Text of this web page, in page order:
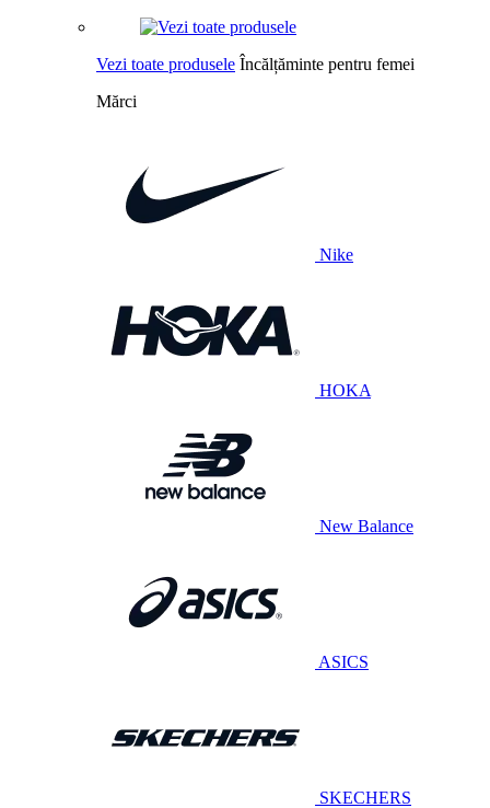
Vezi toate produsele Încălțăminte pentru femei
Mărci
Nike
HOKA
New Balance
ASICS
SKECHERS